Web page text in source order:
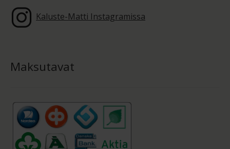
Kaluste-Matti Instagramissa
Maksutavat